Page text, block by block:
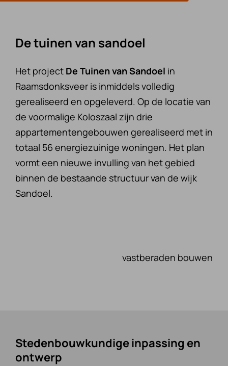
De tuinen van sandoel
Het project De Tuinen van Sandoel in
Raamsdonksveer is inmiddels volledig
gerealiseerd en opgeleverd. Op de locatie van
de voormalige Koloszaal zijn drie
appartementengebouwen gerealiseerd met in
totaal 56 energiezuinige woningen. Het plan
vormt een nieuwe invulling van het gebied
binnen de bestaande structuur van de wijk
Sandoel.
vastberaden bouwen
Stedenbouwkundige inpassing en
ontwerp